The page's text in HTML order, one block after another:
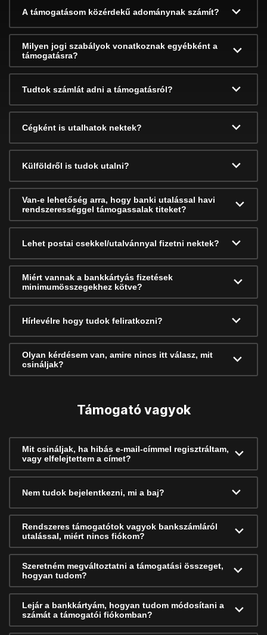
A támogatásom közérdekű adománynak számít?
Milyen jogi szabályok vonatkoznak egyébként a
támogatásra?
Tudtok számlát adni a támogatásról?
Cégként is utalhatok nektek?
Külföldről is tudok utalni?
Van-e lehetőség arra, hogy banki utalással havi
rendszerességgel támogassalak titeket?
Lehet postai csekkel/utalvánnyal fizetni nektek?
Miért vannak a bankkártyás fizetések
minimumösszegekhez kötve?
Hírlevélre hogy tudok feliratkozni?
Olyan kérdésem van, amire nincs itt válasz, mit
csináljak?
Támogató vagyok
Mit csináljak, ha hibás e-mail-címmel regisztráltam,
vagy elfelejtettem a címet?
Nem tudok bejelentkezni, mi a baj?
Rendszeres támogatótok vagyok bankszámláról
utalással, miért nincs fiókom?
Szeretném megváltoztatni a támogatási összeget,
hogyan tudom?
Lejár a bankkártyám, hogyan tudom módosítani a
számát a támogatói fiókomban?